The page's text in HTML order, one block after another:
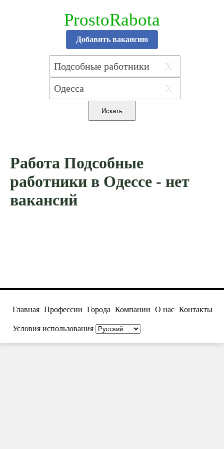
ProstoRabota
Добавить вакансию
X
X
Работа Подсобные
работники в Одессе - нет
вакансий
Главная Профессии Города Компании О нас Контакты
Условия использования